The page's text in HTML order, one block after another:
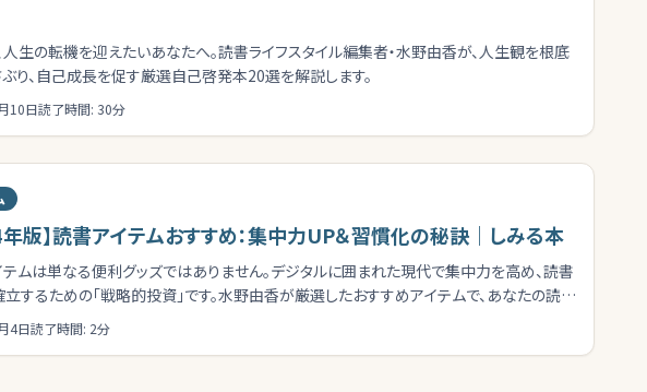
人生の転機を迎えたいあなたへ。読書ライフスタイル編集者・水野由香が、人生観を根底
り、自己成長を促す厳選自己啓発本20選を解説します。
10日読了時間: 30分
年版】読書アイテムおすすめ：集中力UP＆習慣化の秘訣｜しみる本
ムは単なる便利グッズではありません。デジタルに囲まれた現代で集中力を高め、読書
するための「戦略的投資」です。水野由香が厳選したおすすめアイテムで、あなたの読書
上させましょう。
4日読了時間: 2分